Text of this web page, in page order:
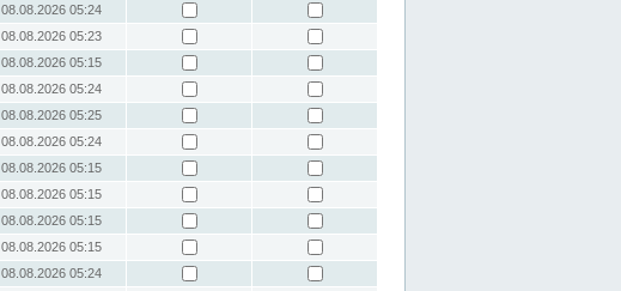
08.08.2026 05:24
08.08.2026 05:23
08.08.2026 05:15
08.08.2026 05:24
08.08.2026 05:25
08.08.2026 05:24
08.08.2026 05:15
08.08.2026 05:15
08.08.2026 05:15
08.08.2026 05:15
08.08.2026 05:24